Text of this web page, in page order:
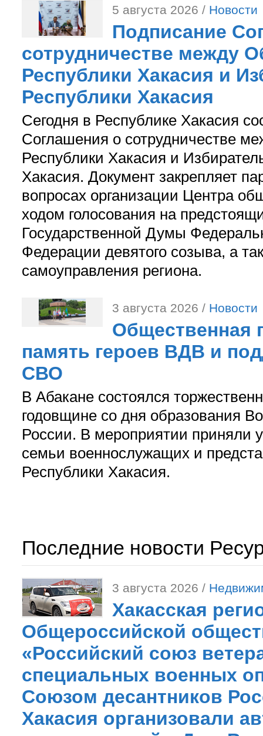
5 августа 2026 / Новости
Подписание
сотрудничестве между
Республики Хакасия и
Республики Хакасия
Сегодня в Республике Хакасия
Соглашения о сотрудничестве
Республики Хакасия и
Хакасия. Документ закрепляет
вопросах организации Центра
ходом голосования на
Государственной Думы
Федерации девятого созыва, а
самоуправления региона.
3 августа 2026 / Новости
Общественная
память героев ВДВ и
СВО
В Абакане состоялся
годовщине со дня образования
России. В мероприятии приняли
семьи военнослужащих и
Республики Хакасия.
Последние новости
3 августа 2026 /
Хакасская
Общероссийской
«Российский союз
специальных военных
Союзом десантников
Хакасия организовали